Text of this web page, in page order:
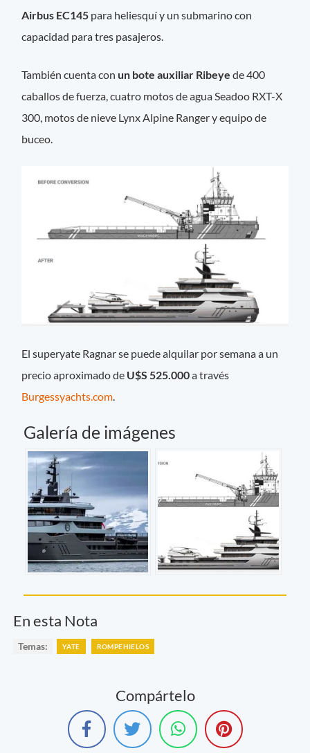
Airbus EC145 para heliesquí y un submarino con
capacidad para tres pasajeros.
También cuenta con un bote auxiliar Ribeye de 400
caballos de fuerza, cuatro motos de agua Seadoo RXT-X
300, motos de nieve Lynx Alpine Ranger y equipo de
buceo.
El superyate Ragnar se puede alquilar por semana a un
precio aproximado de U$S 525.000a través
Burgessyachts.com.
Galería de imágenes
En esta Nota
Temas: YATE ROMPEHIELOS
Compártelo